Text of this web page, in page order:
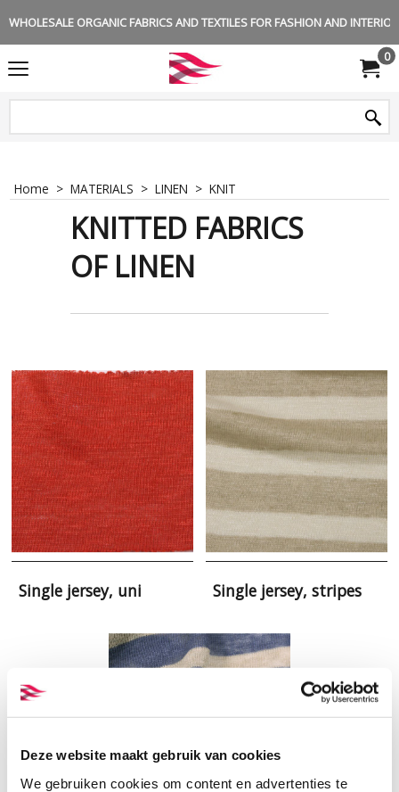
Deze website maakt gebruik van cookies
We gebruiken cookies om content en advertenties te
WHOLESALE ORGANIC FABRICS AND TEXTILES FOR FASHION AND
0
Home > MATERIALS > LINEN > KNIT
KNITTED FABRICS
OF LINEN
Single jersey, uni Single jersey, stripes